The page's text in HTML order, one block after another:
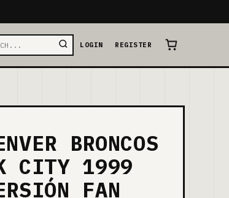
LOGIN REGISTER
BRONCOS
CITY 1999
FAN